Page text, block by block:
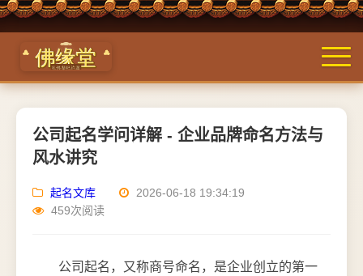
公司起名学问详解 - 企业品牌命名方法与
风水讲究
起名文库
2026-06-18 19:34:19
459次阅读
公司起名，又称商号命名，是企业创立的第一